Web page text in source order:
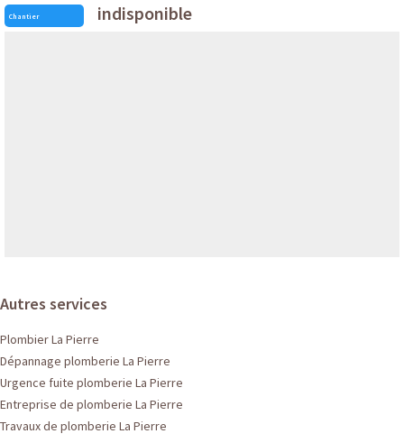
Chantier indisponible
Autres services
Plombier La Pierre
Dépannage plomberie La Pierre
Urgence fuite plomberie La Pierre
Entreprise de plomberie La Pierre
Travaux de plomberie La Pierre